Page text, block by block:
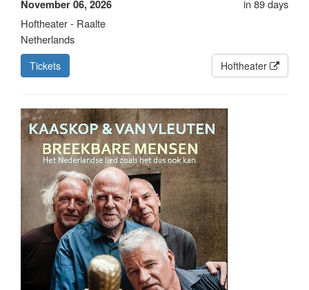
November 06, 2026
in 89 days
Hoftheater - Raalte
Netherlands
Tickets Hoftheater